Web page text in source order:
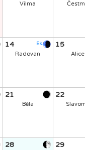
Vilma
14 Ek.
Radovan
15
Alice
21
Běla
22
28 29